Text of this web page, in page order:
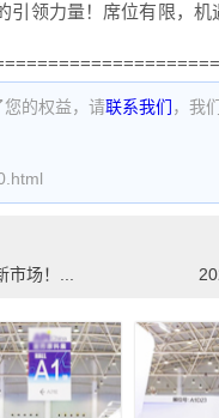
领力量！席位有限，机
的权益，请联系我们 ，我
场！...